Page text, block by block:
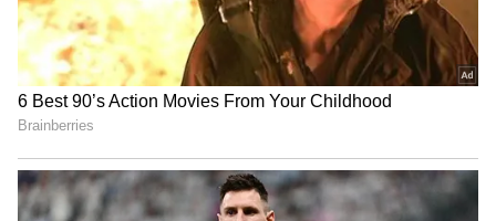
కొన్ని రోజుల క్రితం వంశీ కనిపించకుండా పోవడంతో
కుటుంబ సభ్యులు ఆందోళనకు గురయ్యారు. అనంతరం
ఒంటిమిట్ట మండలం కోటపాడు సమీపంలోని ప్రాంతంలో
అతని మృతదేహం లభించింది. శరీరంపై కత్తిపోట్లు
ఉండటంతో పోలీసులు హత్య కేసు నమోదు చేశారు.
దర్యాప్తులో కీలకంగా మారిన కాల్
వివరాలు